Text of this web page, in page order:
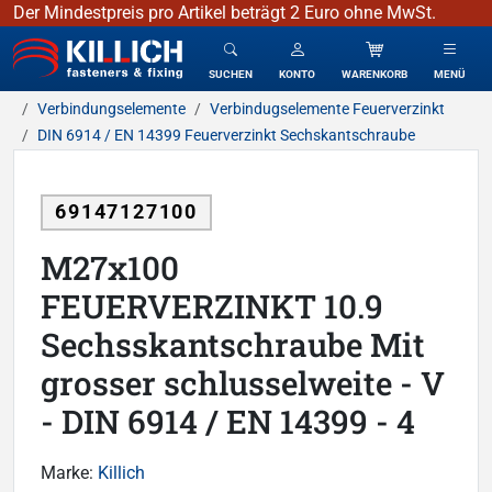
Der Mindestpreis pro Artikel beträgt 2 Euro ohne MwSt.
KILLICH - Verbindungselemente
SUCHEN KONTO WARENKORB MENÜ
Verbindungselemente
Verbindugselemente Feuerverzinkt
DIN 6914 / EN 14399 Feuerverzinkt Sechskantschraube
69147127100
M27x100
FEUERVERZINKT 10.9
Sechsskantschraube Mit
grosser schlusselweite - V
- DIN 6914 / EN 14399 - 4
Marke: Killich